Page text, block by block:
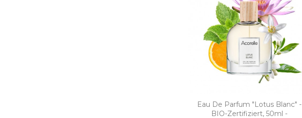
Eau De Parfum "Lotus Blanc" -
BIO-Zertifiziert, 50ml -